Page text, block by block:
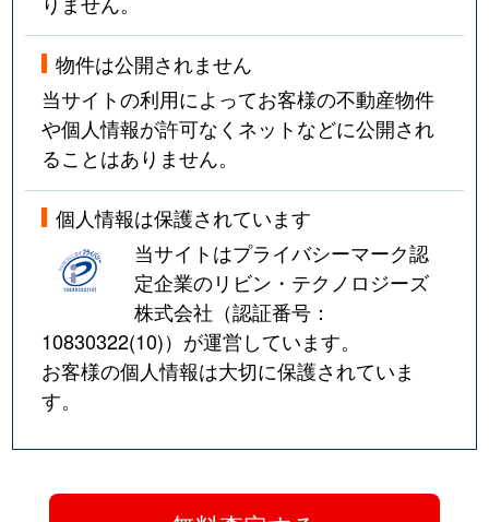
物件は公開されません
当サイトの利用によってお客様の不動産物件
や個人情報が許可なくネットなどに公開され
ることはありません。
個人情報は保護されています
当サイトはプライバシーマーク認
定企業のリビン・テクノロジーズ
株式会社（認証番号：
10830322(10)）が運営しています。
お客様の個人情報は大切に保護されていま
す。